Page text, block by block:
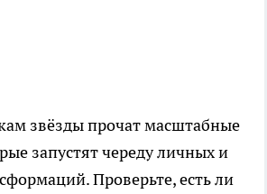
звёзды прочат масштабные
запустят череду личных и
Проверьте, есть ли